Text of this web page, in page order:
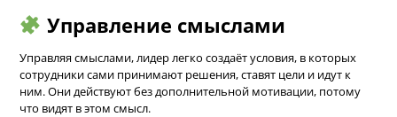
Управление смыслами
Управляя смыслами, лидер легко создаёт условия, в которых
сотрудники сами принимают решения, ставят цели и идут к
ним. Они действуют без дополнительной мотивации, потому
что видят в этом смысл.